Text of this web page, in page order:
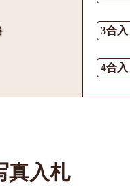
3合入
4合入
真入札